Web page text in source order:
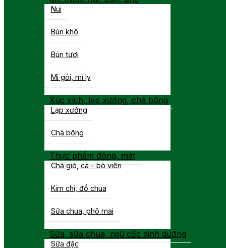
Nui
Bún khô
Bún tươi
Mì gói, mì ly
Xúc xích, lạp xưởng, chà bông
Lạp xưởng
Chà bông
Thực phẩm đông, mát
Chả giò, cá – bò viên
Kim chi, đồ chua
Sữa chua, phô mai
Sữa, sữa chua, ngũ cốc dinh dưỡng
Sữa đặc